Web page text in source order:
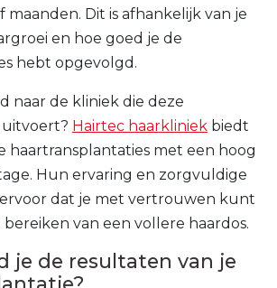
maanden. Dit is afhankelijk van je
en hoe goed je de
hebt opgevolgd.
naar de kliniek die deze
Hairtec haarkliniek biedt
haartransplantaties met een hoog
Hun ervaring en zorgvuldige
dat je met vertrouwen kunt
van een vollere haardos.
je de resultaten van je